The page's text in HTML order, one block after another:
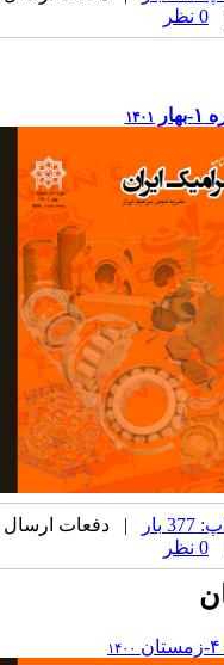
۱۴۰۱
| دفعات ارسال
۱۴۰۰